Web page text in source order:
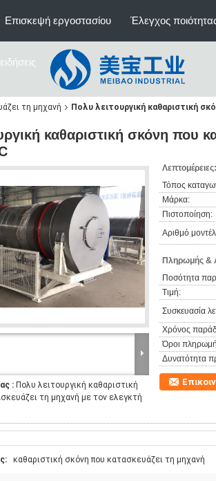
Επισκεψή εργοστασίου Έλεγχος
τη μηχανή Πολυ λειτουργική καθαριστική
καθαριστική σκόνη που
: Πολυ λειτουργική καθαριστική
τη μηχανή με τον ελεγκτή
Λεπτομέρειες:
Τόπος
Μάρκα:
Πιστοποίηση:
Αριθμό
Πληρωμής &
Ποσότητα
Τιμή:
Συσκευασία
Χρόνος
Όροι
Δυνατότητα
καθαριστική σκόνη που κατασκευάζει τη μηχανή